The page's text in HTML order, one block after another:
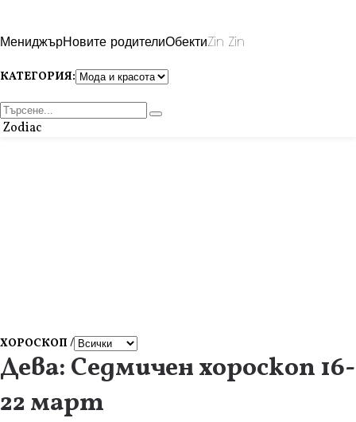
МениджърНовите родителиОбектиZin Zin
КАТЕГОРИЯ:
Zodiac
ХОРОСКОП /
Дева: Седмичен хороскоп 16-
22 март